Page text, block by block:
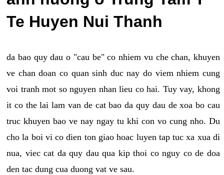
Te Huyen Nui Thanh
da bao quy dau o "cau be" co nhiem vu che chan, khuyen
ve chan doan co quan sinh duc nay do viem nhiem cung
voi tranh mot so nguyen nhan lieu co hai. Tuy vay, khong
it co the lai lam van de cat bao da quy dau de xoa bo cau
truc khuyen bao ve nay ngay tu khi con vo cung nho. Du
cho la boi vi co dien ton giao hoac luyen tap tuc xa xua di
nua, viec cat da quy dau qua kip thoi co nguy co de doa
den tac dung cua duong vat ve sau.